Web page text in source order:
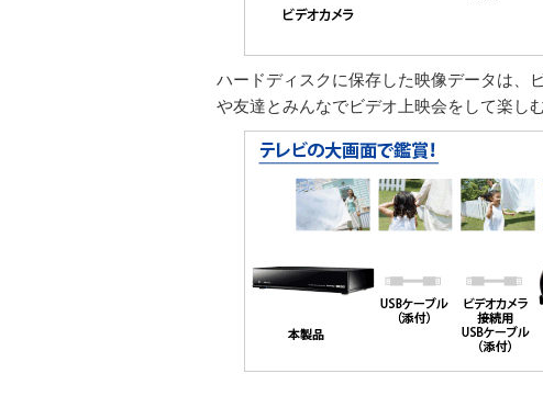
ハードディスクに保存した映像データは、
や友達とみんなでビデオ上映会をして楽し